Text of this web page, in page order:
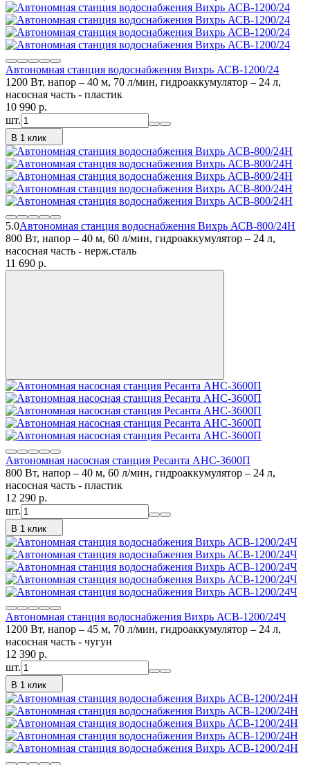
Автономная станция водоснабжения Вихрь АСВ-1200/24
1200 Вт, напор – 40 м, 70 л/мин, гидроаккумулятор – 24 л,
насосная часть - пластик
10 990 p.
шт.
В 1 клик
5.0Автономная станция водоснабжения Вихрь АСВ-800/24Н
800 Вт, напор – 40 м, 60 л/мин, гидроаккумулятор – 24 л,
насосная часть - нерж.сталь
11 690 p.
Автономная насосная станция Ресанта АНС-3600П
800 Вт, напор – 40 м, 60 л/мин, гидроаккумулятор – 24 л,
насосная часть - пластик
12 290 p.
шт.
В 1 клик
Автономная станция водоснабжения Вихрь АСВ-1200/24Ч
1200 Вт, напор – 45 м, 70 л/мин, гидроаккумулятор – 24 л,
насосная часть - чугун
12 390 p.
шт.
В 1 клик